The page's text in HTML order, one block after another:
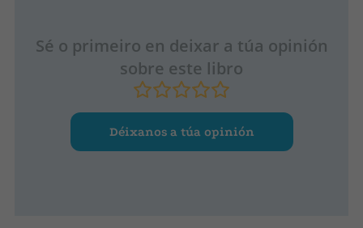
Sé o primeiro en deixar a túa opinión
sobre este libro
Déixanos a túa opinión